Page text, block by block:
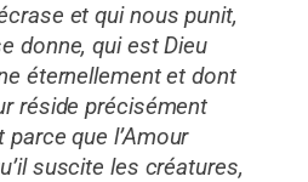
et qui nous punit,
donne, qui est Dieu
éternellement et dont
réside précisément
parce que l’Amour
suscite les créatures,